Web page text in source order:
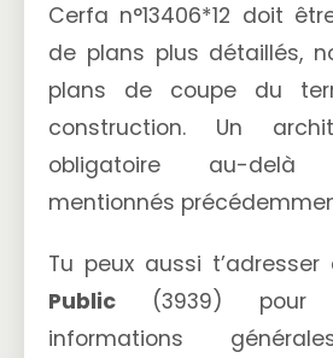
Cerfa n°13406*12 doit
de plans plus détaillés,
plans de coupe du
construction. Un
obligatoire au-
mentionnés
Tu peux aussi t’adresser
Public (3939) pour
informations